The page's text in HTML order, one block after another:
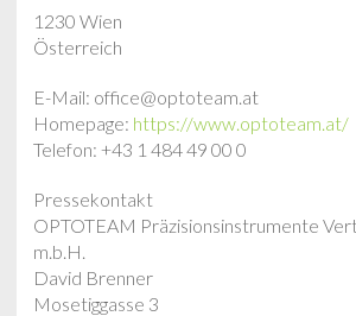
1230 Wien
Österreich
E-Mail: office@optoteam.at
Homepage: https://www.optoteam.at/
Telefon: +43 1 484 49 00 0
Pressekontakt
OPTOTEAM Präzisionsinstrumente
m.b.H.
David Brenner
Mosetiggasse 3